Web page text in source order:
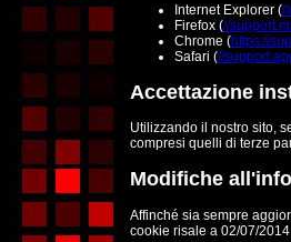
Internet Explorer (
Firefox (//
Chrome (https://
Safari (//
Accettazione
Utilizzando il nostro sito,
compresi quelli di terze
Modifiche
Affinché sia sempre
cookie risale a 02/07/